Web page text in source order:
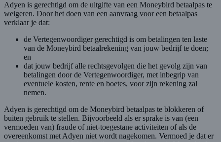
Adyen is gerechtigd om de uitgifte van een Moneybird betaalpas te
weigeren. Door het doen van een aanvraag voor een betaalpas
verklaar je dat:
de Vertegenwoordiger gerechtigd is om betalingen ten laste
van de Moneybird betaalrekening van jouw bedrijf te doen;
en
dat jouw bedrijf alle rechtsgevolgen die het gevolg zijn van
betalingen door de Vertegenwoordiger, met inbegrip van
eventuele kosten, rente en boetes, voor zijn rekening zal
nemen.
Adyen is gerechtigd om de Moneybird betaalpas te blokkeren of
buiten gebruik te stellen. Bijvoorbeeld als er sprake is van (een
vermoeden van) fraude of niet-toegestane activiteiten of als de
overeenkomst met Adyen niet wordt nagekomen. Vermoed je dat er